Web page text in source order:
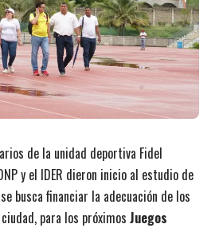
de la unidad deportiva Fidel
y el IDER dieron inicio al estudio de
busca financiar la adecuación de los
para los próximos Juegos